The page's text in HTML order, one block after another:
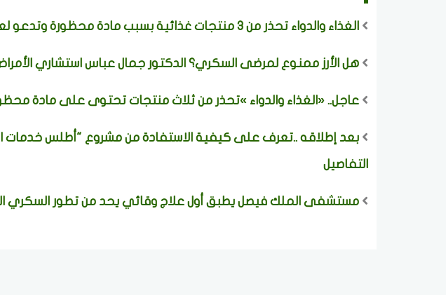
الغذاء والدواء تحذر من 3 منتجات غذائية بسبب مادة محظورة وتدعو لعدم استهلاكها
هل الأرز ممنوع لمرضى السكري؟ الدكتور جمال عباس استشاري
عاجل.. «الغذاء والدواء »تحذر من ثلاث منتجات تحتوى على مادة
بعد إطلاقه ..تعرف على كيفية الاستفادة من مشروع "أطلس خدمات
التفاصيل
مستشفى الملك فيصل يطبق أول علاج وقائي يحد من تطور السكري